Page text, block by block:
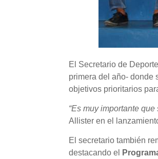
El Secretario de
primera del año- donde
objetivos prioritarios
“Es muy importante
Allister en el
El secretario también
destacando el